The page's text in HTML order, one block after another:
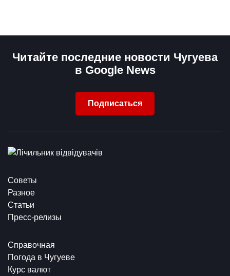
Читайте последние новости Чугуева
в Google News
Подписаться
Советы
Разное
Статьи
Пресс-релизы
Справочная
Погода в Чугуеве
Курс валют